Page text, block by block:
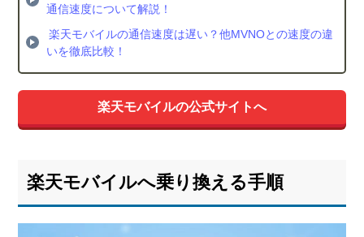
通信速度について解説！
楽天モバイルの通信速度は遅い？他MVNOとの速度の違
いを徹底比較！
楽天モバイルの公式サイトへ
楽天モバイルへ乗り換える手順